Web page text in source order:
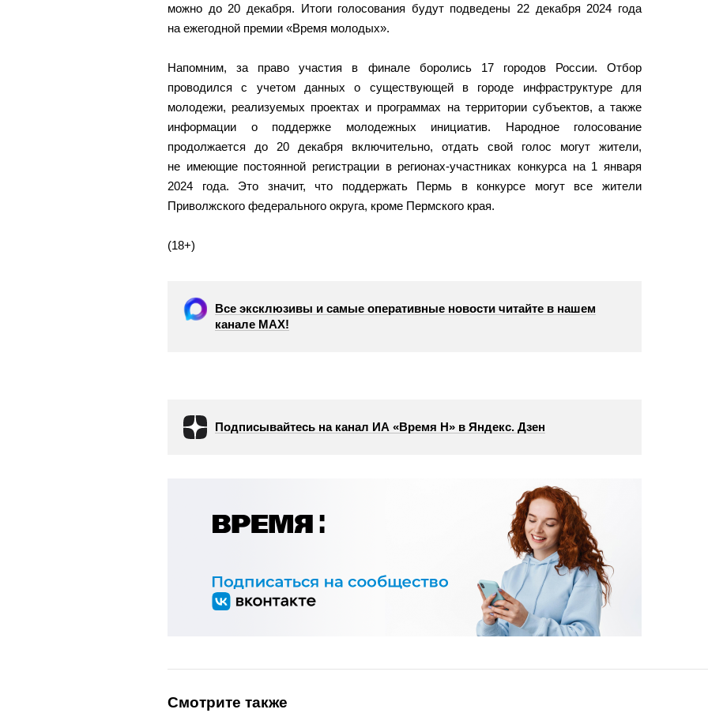
можно до 20 декабря. Итоги голосования будут подведены 22 декабря 2024 года
на ежегодной премии «Время молодых».
Напомним, за право участия в финале боролись 17 городов России. Отбор
проводился с учетом данных о существующей в городе инфраструктуре для
молодежи, реализуемых проектах и программах на территории субъектов, а также
информации о поддержке молодежных инициатив. Народное голосование
продолжается до 20 декабря включительно, отдать свой голос могут жители,
не имеющие постоянной регистрации в регионах-участниках конкурса на 1 января
2024 года. Это значит, что поддержать Пермь в конкурсе могут все жители
Приволжского федерального округа, кроме Пермского края.
(18+)
Все эксклюзивы и самые оперативные новости читайте в нашем
канале МАХ!
Подписывайтесь на канал ИА «Время Н» в Яндекс. Дзен
Смотрите также